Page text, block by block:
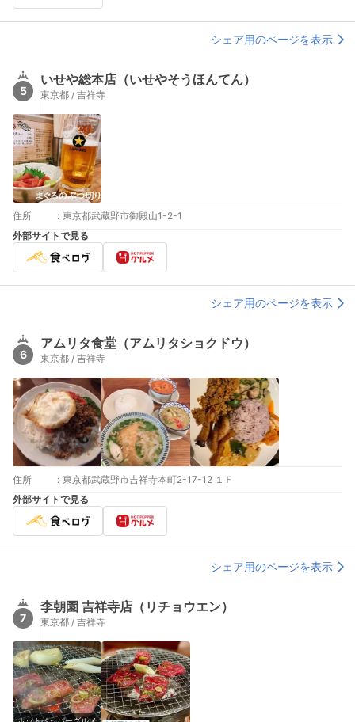
シェア用のページを表示
5
いせや総本店（いせやそうほんてん）
東京都 / 吉祥寺
住所 : 東京都武蔵野市御殿山1-2-1
外部サイトで見る
シェア用のページを表示
6
アムリタ食堂（アムリタショクドウ）
東京都 / 吉祥寺
住所 : 東京都武蔵野市吉祥寺本町2-17-12 １Ｆ
外部サイトで見る
シェア用のページを表示
7
李朝園 吉祥寺店（リチョウエン）
東京都 / 吉祥寺